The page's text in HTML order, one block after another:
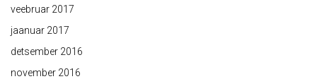
veebruar 2017
jaanuar 2017
detsember 2016
november 2016